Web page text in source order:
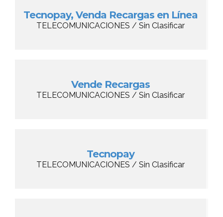
Tecnopay, Venda Recargas en Línea
TELECOMUNICACIONES / Sin Clasificar
Vende Recargas
TELECOMUNICACIONES / Sin Clasificar
Tecnopay
TELECOMUNICACIONES / Sin Clasificar